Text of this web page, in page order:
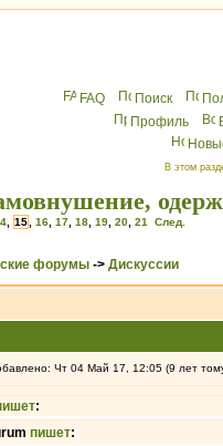
FAQ Поиск
Профиль
В этом
15 16 17 18 19 20 21 След.
форумы -> Дискуссии
Чт 04 Май 17, 12:05 (9 лет
:
пишет: